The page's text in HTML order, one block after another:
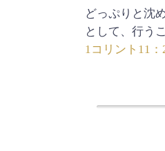
どっぷりと沈
として、行う
1コリント11：